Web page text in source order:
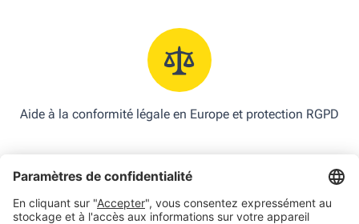
Aide à la conformité légale en Europe et protection RGPD